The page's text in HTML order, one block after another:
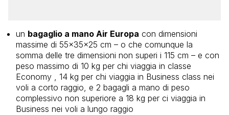
un bagaglio a mano Air Europa con dimensioni
massime di 55x35x25 cm – o che comunque la
somma delle tre dimensioni non superi i 115 cm – e con
peso massimo di 10 kg per chi viaggia in classe
Economy , 14 kg per chi viaggia in Business class nei
voli a corto raggio, e 2 bagagli a mano di peso
complessivo non superiore a 18 kg per ci viaggia in
Business nei voli a lungo raggio